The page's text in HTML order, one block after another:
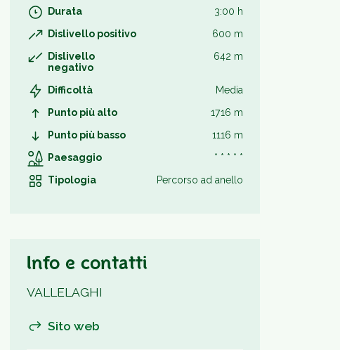
Durata
3:00 h
Dislivello positivo
600 m
Dislivello
negativo
642 m
Difficoltà
Media
Punto più alto
1716 m
Punto più basso
1116 m
Paesaggio
* * * * *
Tipologia
Percorso ad anello
Info e contatti
VALLELAGHI
Sito web